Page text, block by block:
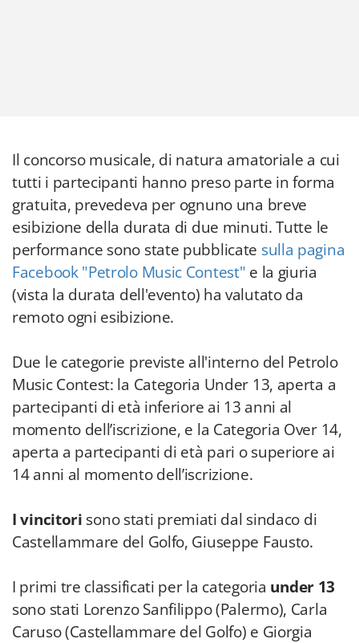
Il concorso musicale, di natura amatoriale a cui
tutti i partecipanti hanno preso parte in forma
gratuita, prevedeva per ognuno una breve
esibizione della durata di due minuti. Tutte le
performance sono state pubblicate sulla pagina
Facebook "Petrolo Music Contest" e la giuria
(vista la durata dell'evento) ha valutato da
remoto ogni esibizione.
Due le categorie previste all'interno del Petrolo
Music Contest: la Categoria Under 13, aperta a
partecipanti di età inferiore ai 13 anni al
momento dell’iscrizione, e la Categoria Over 14,
aperta a partecipanti di età pari o superiore ai
14 anni al momento dell’iscrizione.
I vincitori sono stati premiati dal sindaco di
Castellammare del Golfo, Giuseppe Fausto.
I primi tre classificati per la categoria under 13
sono stati Lorenzo Sanfilippo (Palermo), Carla
Caruso (Castellammare del Golfo) e Giorgia